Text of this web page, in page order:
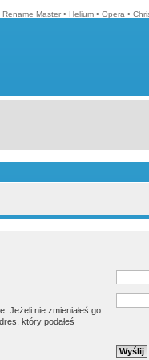
Rename Master • Helium • Opera •
Jeżeli nie zmieniałeś go
który podałeś